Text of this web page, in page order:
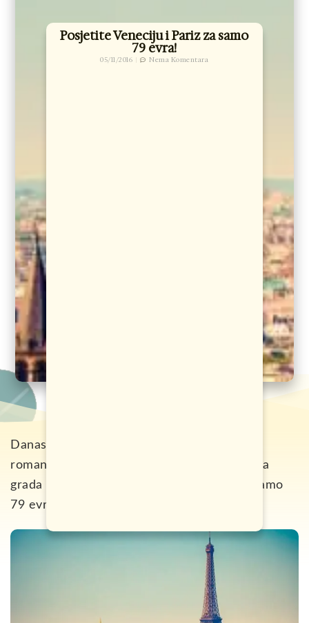
Posjetite Veneciju i Pariz za samo
79 evra!
05/11/2016 Nema Komentara
Danas Vam nudimo jedno putovanje za sve
romantičare. Putovanje u kojem spajamo dva
grada ljubavi. Posjetite Veneciju i Pariz za samo
79 evra.